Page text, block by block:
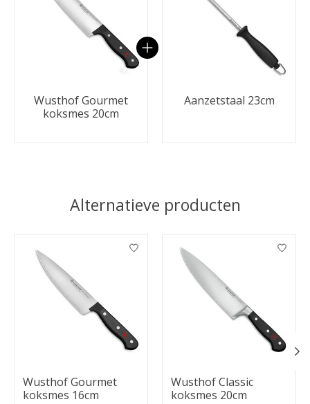
Wusthof Gourmet
koksmes 20cm
Aanzetstaal 23cm
Alternatieve producten
Items van productcarrousel
Wusthof Gourmet
koksmes 16cm
Wusthof Classic
koksmes 20cm